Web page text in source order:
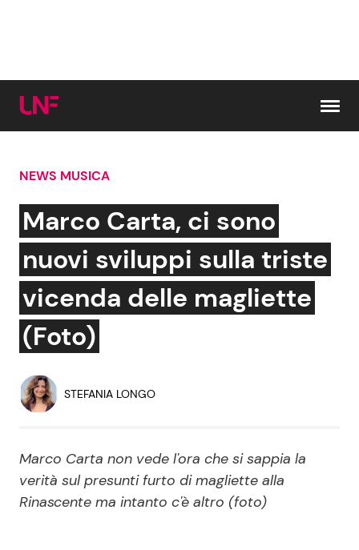
Cerca:
News e Cronaca
Attualità Italiana
Dal Mondo
Economia
Persone Scomparse
Politica
Gossip e TV
Bellezze VIP
Reality e Talent
Soap Opera
NEWS MUSICA
Marco Carta, ci sono
nuovi sviluppi sulla triste
vicenda delle magliette
(Foto)
STEFANIA LONGO
Marco Carta non vede l'ora che si sappia la
verità sul presunti furto di magliette alla
Rinascente ma intanto c'è altro (foto)